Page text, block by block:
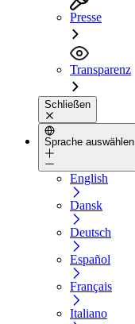
Presse
Transparenz
Schließen
Sprache auswählen
English
Dansk
Deutsch
Español
Français
Italiano